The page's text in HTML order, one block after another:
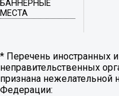
БАННЕРНЫЕ
МЕСТА
* Перечень иностранных
неправительственных
признана нежелательной
Федерации: